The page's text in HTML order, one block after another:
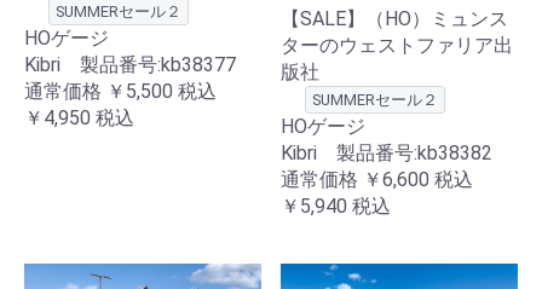
SUMMERセール２
HOゲージ
Kibri 製品番号:kb38377
通常価格 ￥5,500 税込
￥4,950 税込
【SALE】（HO）ミュンス
ターのウェストファリア出
版社
SUMMERセール２
HOゲージ
Kibri 製品番号:kb38382
通常価格 ￥6,600 税込
￥5,940 税込